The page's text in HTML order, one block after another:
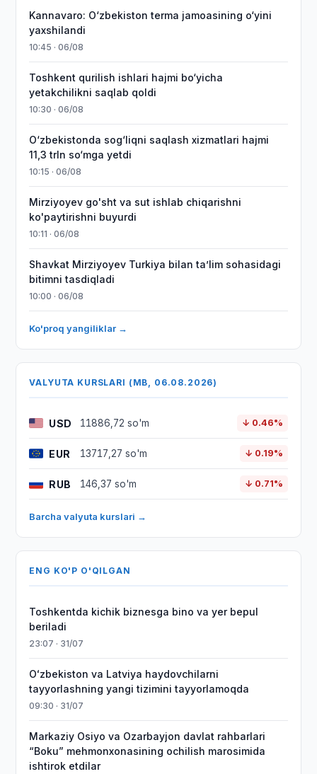
Kannavaro: O‘zbekiston terma jamoasining o‘yini
yaxshilandi
10:45 · 06/08
Toshkent qurilish ishlari hajmi bo‘yicha
yetakchilikni saqlab qoldi
10:30 · 06/08
O‘zbekistonda sog‘liqni saqlash xizmatlari hajmi
11,3 trln so‘mga yetdi
10:15 · 06/08
Mirziyoyev go'sht va sut ishlab chiqarishni
ko'paytirishni buyurdi
10:11 · 06/08
Shavkat Mirziyoyev Turkiya bilan taʼlim sohasidagi
bitimni tasdiqladi
10:00 · 06/08
Ko'proq yangiliklar →
VALYUTA KURSLARI (MB, 06.08.2026)
USD 11886,72 so'm ↓ 0.46%
EUR 13717,27 so'm ↓ 0.19%
RUB 146,37 so'm ↓ 0.71%
Barcha valyuta kurslari →
ENG KO'P O'QILGAN
Toshkentda kichik biznesga bino va yer bepul
beriladi
23:07 · 31/07
Oʻzbekiston va Latviya haydovchilarni
tayyorlashning yangi tizimini tayyorlamoqda
09:30 · 31/07
Markaziy Osiyo va Ozarbayjon davlat rahbarlari
“Boku” mehmonxonasining ochilish marosimida
ishtirok etdilar